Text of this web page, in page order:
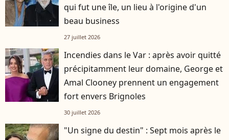
qui fut une île, un lieu à l'origine d'un
beau business
27 juillet 2026
Incendies dans le Var : après avoir quitté
précipitamment leur domaine, George et
Amal Clooney prennent un engagement
fort envers Brignoles
30 juillet 2026
"Un signe du destin" : Sept mois après le